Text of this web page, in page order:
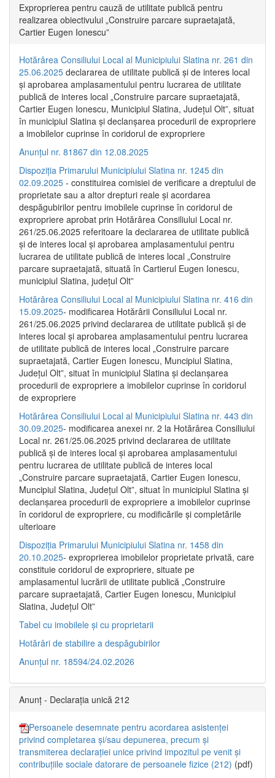
Exproprierea pentru cauză de utilitate publică pentru
realizarea obiectivului „Construire parcare supraetajată,
Cartier Eugen Ionescu”
Hotărârea Consiliului Local al Municipiului Slatina nr. 261 din
25.06.2025 declararea de utilitate publică și de interes local
și aprobarea amplasamentului pentru lucrarea de utilitate
publică de interes local „Construire parcare supraetajată,
Cartier Eugen Ionescu, Municipiul Slatina, Județul Olt”, situat
în municipiul Slatina și declanșarea procedurii de expropriere
a imobilelor cuprinse în coridorul de expropriere
Anunțul nr. 81867 din 12.08.2025
Dispoziția Primarului Municipiului Slatina nr. 1245 din
02.09.2025 - constituirea comisiei de verificare a dreptului de
proprietate sau a altor drepturi reale și acordarea
despăgubirilor pentru imobilele cuprinse în coridorul de
expropriere aprobat prin Hotărârea Consiliului Local nr.
261/25.06.2025 referitoare la declararea de utilitate publică
și de interes local și aprobarea amplasamentului pentru
lucrarea de utilitate publică de interes local „Construire
parcare supraetajată, situată în Cartierul Eugen Ionescu,
municipiul Slatina, județul Olt”
Hotărârea Consiliului Local al Municipiului Slatina nr. 416 din
15.09.2025- modificarea Hotărârii Consiliului Local nr.
261/25.06.2025 privind declararea de utilitate publică și de
interes local și aprobarea amplasamentului pentru lucrarea
de utilitate publică de interes local „Construire parcare
supraetajată, Cartier Eugen Ionescu, Muncipiul Slatina,
Județul Olt”, situat în municipiul Slatina și declanșarea
procedurii de expropriere a imobilelor cuprinse în coridorul
de expropriere
Hotărârea Consiliului Local al Municipiului Slatina nr. 443 din
30.09.2025- modificarea anexei nr. 2 la Hotărârea Consiliului
Local nr. 261/25.06.2025 privind declararea de utilitate
publică şi de interes local şi aprobarea amplasamentului
pentru lucrarea de utilitate publică de interes local
„Construire parcare supraetajată, Cartier Eugen Ionescu,
Muncipiul Slatina, Judeţul Olt”, situat în municipiul Slatina şi
declanşarea procedurii de expropriere a imobilelor cuprinse
în coridorul de expropriere, cu modificările şi completările
ulterioare
Dispoziția Primarului Municipiului Slatina nr. 1458 din
20.10.2025- exproprierea imobilelor proprietate privată, care
constituie coridorul de expropriere, situate pe
amplasamentul lucrării de utilitate publică „Construire
parcare supraetajată, Cartier Eugen Ionescu, Municipiul
Slatina, Județul Olt”
Tabel cu imobilele și cu proprietarii
Hotărâri de stabilire a despăgubirilor
Anunțul nr. 18594/24.02.2026
Anunț - Declarația unică 212
Persoanele desemnate pentru acordarea asistenței
privind completarea și/sau depunerea, precum și
transmiterea declarației unice privind impozitul pe venit și
contribuțiile sociale datorare de persoanele fizice (212) (pdf)